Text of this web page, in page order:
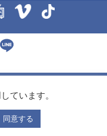
ています。
同意する